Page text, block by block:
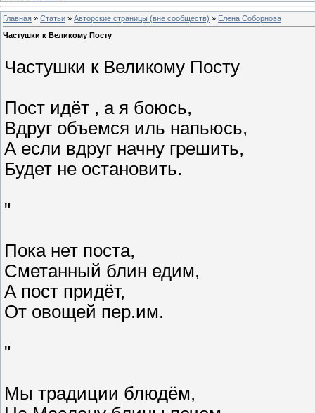
Главная » Статьи » Авторские страницы (вне сообществ) » Елена Соборнова
Частушки к Великому Посту
Частушки к Великому Посту
Пост идёт , а я боюсь,
Вдруг объемся иль напьюсь,
А если вдруг начну грешить,
Будет не остановить.
"
Пока нет поста,
Сметанный блин едим,
А пост придёт,
От овощей пер.им.
"
Мы традиции блюдём,